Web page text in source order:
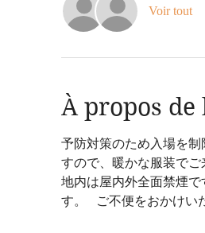
Voir tout
À propos
予防対策のため入場を
すので、暖かな服装で
地内は屋内外全面禁煙
す。   ご不便をおかけ